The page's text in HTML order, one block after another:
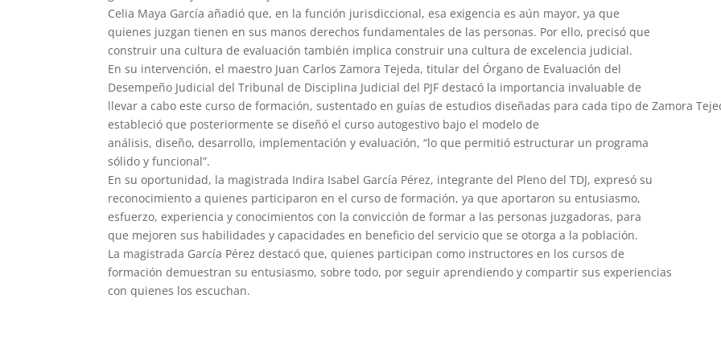
Celia Maya García añadió que, en la función jurisdiccional, esa exigencia es aún mayor, ya que
quienes juzgan tienen en sus manos derechos fundamentales de las personas. Por ello, precisó que
construir una cultura de evaluación también implica construir una cultura de excelencia judicial.
En su intervención, el maestro Juan Carlos Zamora Tejeda, titular del Órgano de Evaluación del
Desempeño Judicial del Tribunal de Disciplina Judicial del PJF destacó la importancia invaluable de
llevar a cabo este curso de formación, sustentado en guías de estudios diseñadas para cada tipo de Zamora
estableció que posteriormente se diseñó el curso autogestivo bajo el modelo de
análisis, diseño, desarrollo, implementación y evaluación, “lo que permitió estructurar un programa
sólido y funcional”.
En su oportunidad, la magistrada Indira Isabel García Pérez, integrante del Pleno del TDJ, expresó su
reconocimiento a quienes participaron en el curso de formación, ya que aportaron su entusiasmo,
esfuerzo, experiencia y conocimientos con la convicción de formar a las personas juzgadoras, para
que mejoren sus habilidades y capacidades en beneficio del servicio que se otorga a la población.
La magistrada García Pérez destacó que, quienes participan como instructores en los cursos de
formación demuestran su entusiasmo, sobre todo, por seguir aprendiendo y compartir sus experiencias
con quienes los escuchan.